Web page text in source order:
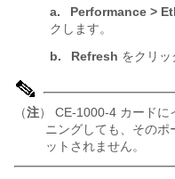
a.
Performance >
クします。
b.
Refresh をクリッ
（注） CE-1000-4 カードに
ニングしても、そのポ
ットされません。